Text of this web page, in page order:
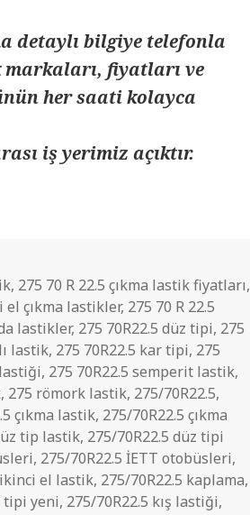
detaylı bilgiye telefonla
fiyatları ve
her saati kolayca
iş yerimiz açıktır.
, 275 70 R 22.5 çıkma lastik fiyatları,
el çıkma lastikler, 275 70 R 22.5
lastikler, 275 70R22.5 düz tipi, 275
lastik, 275 70R22.5 kar tipi, 275
, 275 70R22.5 semperit lastik,
, 275 römork lastik, 275/70R22.5,
çıkma lastik, 275/70R22.5 çıkma
tip lastik, 275/70R22.5 düz tipi
, 275/70R22.5 İETT otobüsleri,
ikinci el lastik, 275/70R22.5 kaplama,
tipi yeni, 275/70R22.5 kış lastiği,